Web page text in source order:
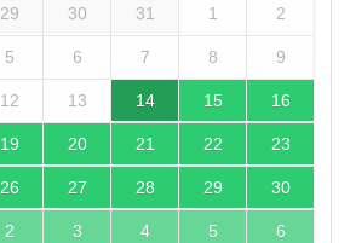
29 30 31 1 2
5 6 7 8 9
12 13 14 15 16
19 20 21 22 23
26 27 28 29 30
2 3 4 5 6